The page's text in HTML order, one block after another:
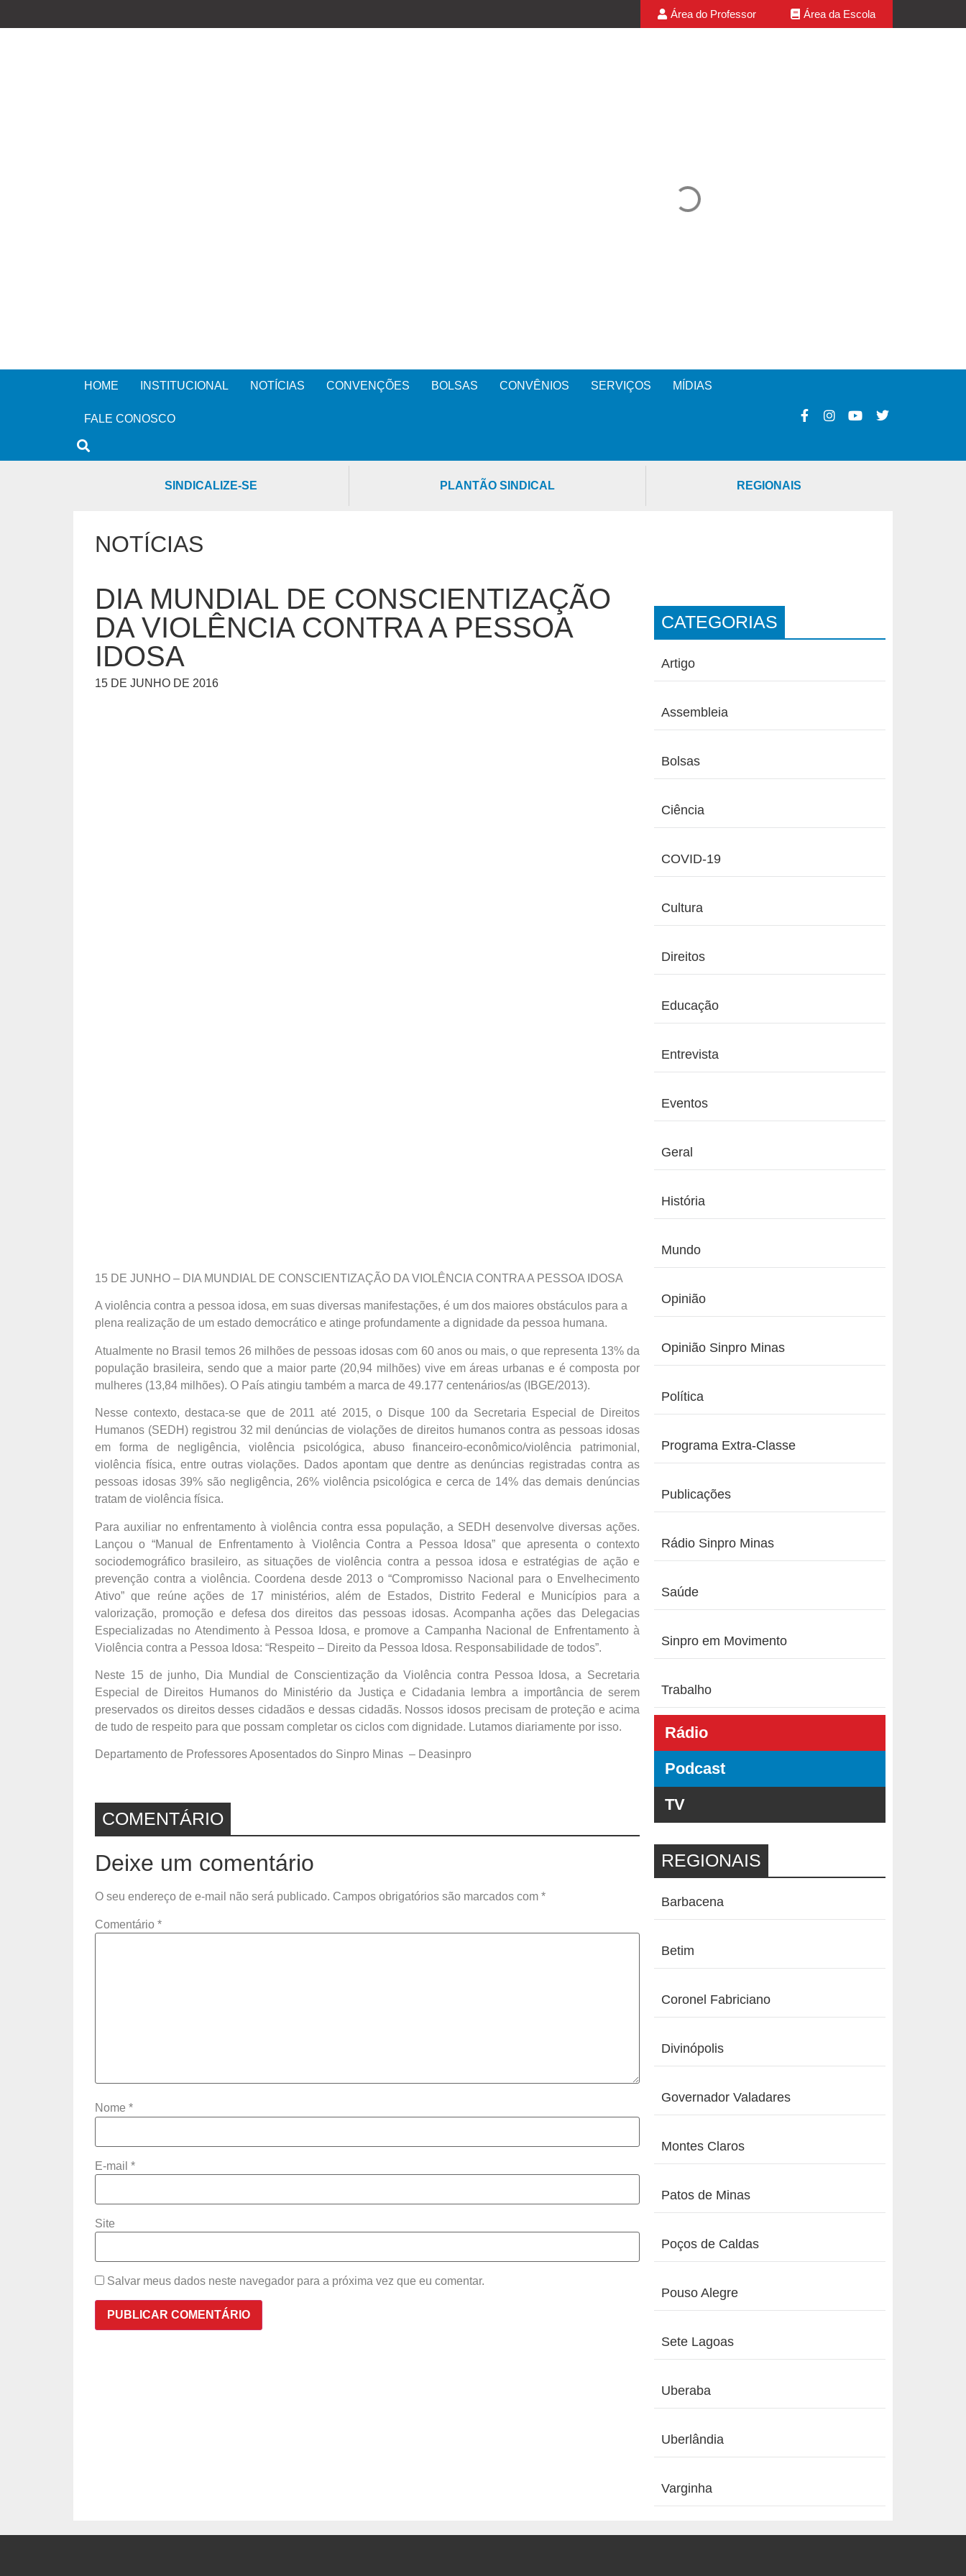
Área do Professor Área da Escola
HOME INSTITUCIONAL NOTÍCIAS CONVENÇÕES BOLSAS CONVÊNIOS SERVIÇOS MÍDIAS
FALE CONOSCO
SINDICALIZE-SE PLANTÃO SINDICAL REGIONAIS
NOTÍCIAS
DIA MUNDIAL DE CONSCIENTIZAÇÃO
DA VIOLÊNCIA CONTRA A PESSOA
IDOSA
15 DE JUNHO DE 2016
15 DE JUNHO – DIA MUNDIAL DE CONSCIENTIZAÇÃO DA VIOLÊNCIA CONTRA A PESSOA IDOSA
A violência contra a pessoa idosa, em suas diversas manifestações, é um dos maiores obstáculos para a
plena realização de um estado democrático e atinge profundamente a dignidade da pessoa humana.
Atualmente no Brasil temos 26 milhões de pessoas idosas com 60 anos ou mais, o que representa 13% da
população brasileira, sendo que a maior parte (20,94 milhões) vive em áreas urbanas e é composta por
mulheres (13,84 milhões). O País atingiu também a marca de 49.177 centenários/as (IBGE/2013).
Nesse contexto, destaca-se que de 2011 até 2015, o Disque 100 da Secretaria Especial de Direitos
Humanos (SEDH) registrou 32 mil denúncias de violações de direitos humanos contra as pessoas idosas
em forma de negligência, violência psicológica, abuso financeiro-econômico/violência patrimonial,
violência física, entre outras violações. Dados apontam que dentre as denúncias registradas contra as
pessoas idosas 39% são negligência, 26% violência psicológica e cerca de 14% das demais denúncias
tratam de violência física.
Para auxiliar no enfrentamento à violência contra essa população, a SEDH desenvolve diversas ações.
Lançou o “Manual de Enfrentamento à Violência Contra a Pessoa Idosa” que apresenta o contexto
sociodemográfico brasileiro, as situações de violência contra a pessoa idosa e estratégias de ação e
prevenção contra a violência. Coordena desde 2013 o “Compromisso Nacional para o Envelhecimento
Ativo” que reúne ações de 17 ministérios, além de Estados, Distrito Federal e Municípios para a
valorização, promoção e defesa dos direitos das pessoas idosas. Acompanha ações das Delegacias
Especializadas no Atendimento à Pessoa Idosa, e promove a Campanha Nacional de Enfrentamento à
Violência contra a Pessoa Idosa: “Respeito – Direito da Pessoa Idosa. Responsabilidade de todos”.
Neste 15 de junho, Dia Mundial de Conscientização da Violência contra Pessoa Idosa, a Secretaria
Especial de Direitos Humanos do Ministério da Justiça e Cidadania lembra a importância de serem
preservados os direitos desses cidadãos e dessas cidadãs. Nossos idosos precisam de proteção e acima
de tudo de respeito para que possam completar os ciclos com dignidade. Lutamos diariamente por isso.
Departamento de Professores Aposentados do Sinpro Minas – Deasinpro
COMENTÁRIO
Deixe um comentário
O seu endereço de e-mail não será publicado. Campos obrigatórios são marcados com *
Comentário *
Nome *
E-mail *
Site
Salvar meus dados neste navegador para a próxima vez que eu comentar.
CATEGORIAS
Artigo
Assembleia
Bolsas
Ciência
COVID-19
Cultura
Direitos
Educação
Entrevista
Eventos
Geral
História
Mundo
Opinião
Opinião Sinpro Minas
Política
Programa Extra-Classe
Publicações
Rádio Sinpro Minas
Saúde
Sinpro em Movimento
Trabalho
Rádio
Podcast
TV
REGIONAIS
Barbacena
Betim
Coronel Fabriciano
Divinópolis
Governador Valadares
Montes Claros
Patos de Minas
Poços de Caldas
Pouso Alegre
Sete Lagoas
Uberaba
Uberlândia
Varginha